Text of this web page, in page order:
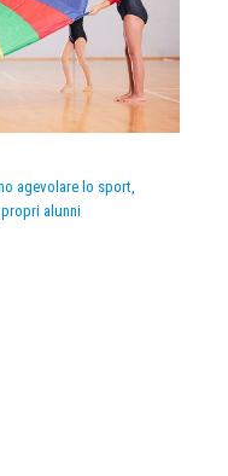
agevolare lo sport,
alunni